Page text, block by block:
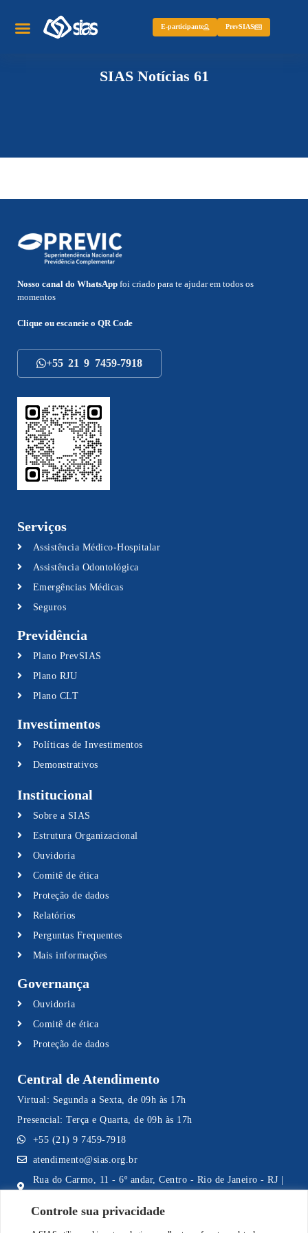
Controle sua privacidade
E-participante PrevSIAS
SIAS Notícias 61
Nosso canal do WhatsApp foi criado para te ajudar em todos os
momentos
Clique ou escaneie o QR Code
+55 21 9 7459-7918
Serviços
Assistência Médico-Hospitalar
Assistência Odontológica
Emergências Médicas
Seguros
Previdência
Plano PrevSIAS
Plano RJU
Plano CLT
Investimentos
Políticas de Investimentos
Demonstrativos
Institucional
Sobre a SIAS
Estrutura Organizacional
Ouvidoria
Comitê de ética
Proteção de dados
Relatórios
Perguntas Frequentes
Mais informações
Governança
Ouvidoria
Comitê de ética
Proteção de dados
Central de Atendimento
Virtual: Segunda a Sexta, de 09h às 17h
Presencial: Terça e Quarta, de 09h às 17h
+55 (21) 9 7459-7918
atendimento@sias.org.br
Rua do Carmo, 11 - 6º andar, Centro - Rio de Janeiro - RJ |